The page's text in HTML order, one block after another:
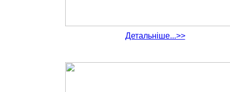
Детальніше...>>